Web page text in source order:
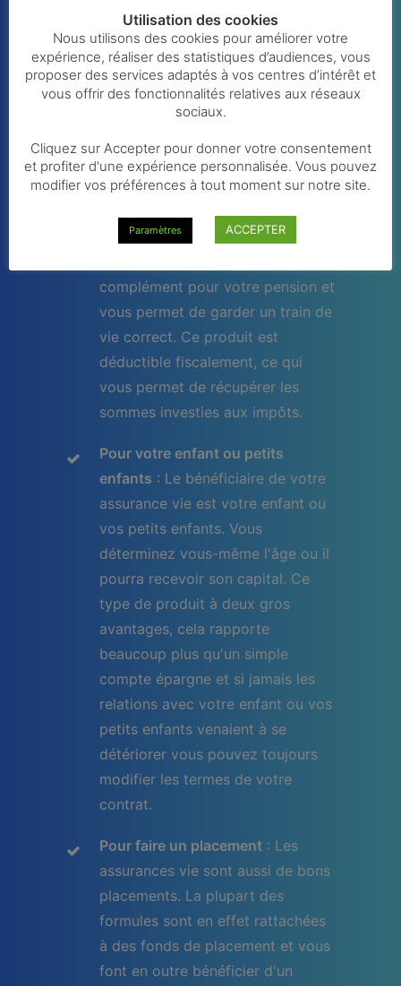
Pour bénéficier d'un avantage
fiscal: Ce type de produit offre de
gros avantage en vous permettant
de les déduire et d'avoir une
grosse diminution de vos impôts
grâce aux avantages fiscaux.
Pour votre pension : Vous êtes
vous-même le bénéficiaire. A l'âge
de la pension, vous recevez un
complément pour votre pension et
vous permet de garder un train de
vie correct. Ce produit est
déductible fiscalement, ce qui
vous permet de récupérer les
sommes investies aux impôts.
Pour votre enfant ou petits
enfants : Le bénéficiaire de votre
assurance vie est votre enfant ou
vos petits enfants. Vous
déterminez vous-même l'âge ou il
pourra recevoir son capital. Ce
type de produit à deux gros
avantages, cela rapporte
beaucoup plus qu'un simple
compte épargne et si jamais les
relations avec votre enfant ou vos
petits enfants venaient à se
détériorer vous pouvez toujours
modifier les termes de votre
contrat.
Pour faire un placement : Les
assurances vie sont aussi de bons
placements. La plupart des
formules sont en effet rattachées
à des fonds de placement et vous
font en outre bénéficier d'un
Utilisation des cookies
Nous utilisons des cookies pour améliorer votre
expérience, réaliser des statistiques d’audiences, vous
proposer des services adaptés à vos centres d’intérêt et
vous offrir des fonctionnalités relatives aux réseaux
sociaux.
Cliquez sur Accepter pour donner votre consentement
et profiter d'une expérience personnalisée. Vous pouvez
modifier vos préférences à tout moment sur notre site.
Paramètres ACCEPTER